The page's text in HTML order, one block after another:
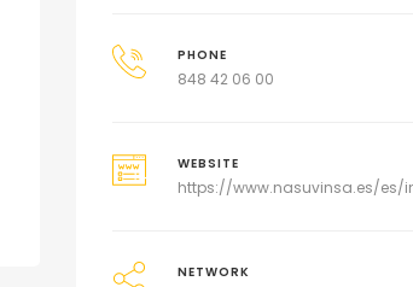
PHONE
848 42 06 00
WEBSITE
https://www.nasuvinsa.es/es/
NETWORK